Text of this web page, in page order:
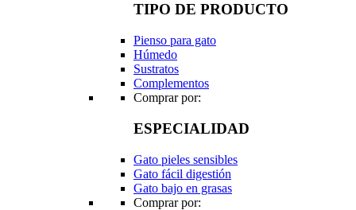
TIPO DE PRODUCTO
Pienso para gato
Húmedo
Sustratos
Complementos
Comprar por:
ESPECIALIDAD
Gato pieles sensibles
Gato fácil digestión
Gato bajo en grasas
Comprar por: